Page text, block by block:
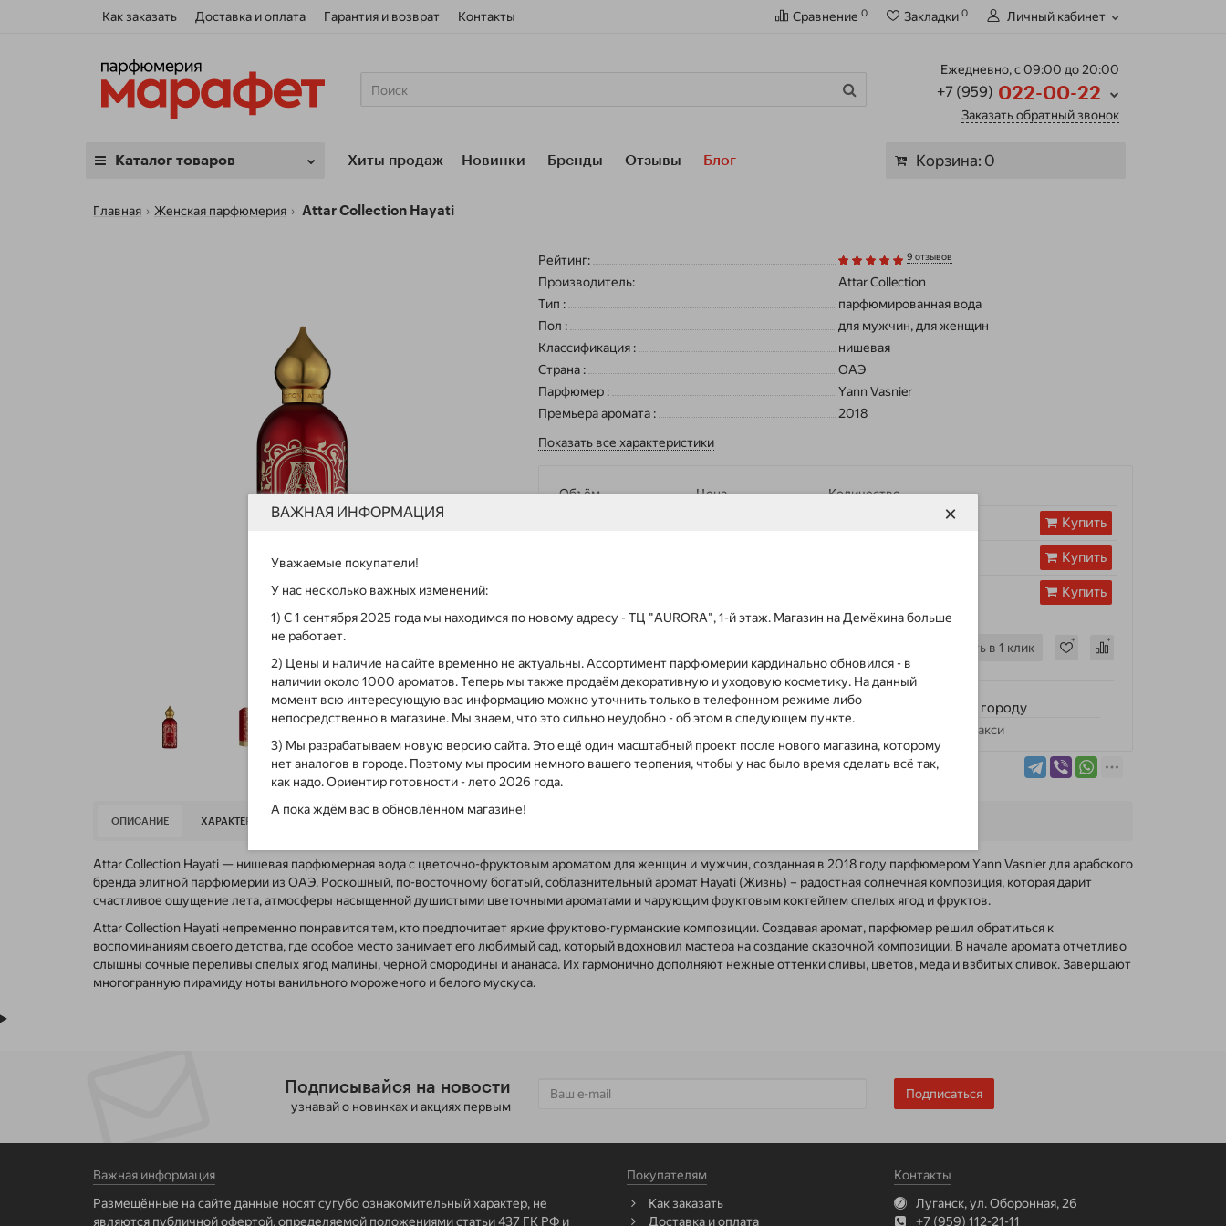
ВАЖНАЯ ИНФОРМАЦИЯ
Уважаемые покупатели!
У нас несколько важных изменений:
1) С 1 сентября 2025 года мы находимся по новому адресу - ТЦ "AURORA", 1-й этаж. Магазин на Демёхина больше
не работает.
2) Цены и наличие на сайте временно не актуальны. Ассортимент парфюмерии кардинально обновился - в
наличии около 1000 ароматов. Теперь мы также продаём декоративную и уходовую косметику. На данный
момент всю интересующую вас информацию можно уточнить только в телефонном режиме либо
непосредственно в магазине. Мы знаем, что это сильно неудобно - об этом в следующем пункте.
3) Мы разрабатываем новую версию сайта. Это ещё один масштабный проект после нового магазина, которому
нет аналогов в городе. Поэтому мы просим немного вашего терпения, чтобы у нас было время сделать всё так,
как надо. Ориентир готовности - лето 2026 года.
А пока ждём вас в обновлённом магазине!
×
Как заказать Доставка и оплата Гарантия и возврат Контакты Сравнение 0 Закладки 0 Личный кабинет
Ежедневно, с 09:00 до 20:00
+7 (959) 022-00-22
Заказать обратный звонок
Каталогтоваров Хиты продаж Новинки Бренды Отзывы Блог Корзина: 0
Главная Женская парфюмерия Attar Collection Hayati
Рейтинг: 9 отзывов
Производитель:
Attar Collection
Тип :
парфюмированная вода
Пол :
для мужчин, для женщин
Классификация :
нишевая
Страна :
ОАЭ
Парфюмер :
Yann Vasnier
Премьера аромата :
2018
Показать все характеристики
Объём Цена
Количество
Купить
Купить
Купить
Купить в 1 клик
Без подделок
только оригинал
Доставка по городу
по тарифам такси
ОПИСАНИЕ ХАРАКТЕРИСТИКИ
Attar Collection Hayati — нишевая парфюмерная вода с цветочно-фруктовым ароматом для женщин и мужчин, созданная в 2018 году парфюмером Yann Vasnier для арабского
бренда элитной парфюмерии из ОАЭ. Роскошный, по-восточному богатый, соблазнительный аромат Hayati (Жизнь) – радостная солнечная композиция, которая дарит
счастливое ощущение лета, атмосферы насыщенной душистыми цветочными ароматами и чарующим фруктовым коктейлем спелых ягод и фруктов.
Attar Collection Hayati непременно понравится тем, кто предпочитает яркие фруктово-гурманские композиции. Создавая аромат, парфюмер решил обратиться к
воспоминаниям своего детства, где особое место занимает его любимый сад, который вдохновил мастера на создание сказочной композиции. В начале аромата отчетливо
слышны сочные переливы спелых ягод малины, черной смородины и ананаса. Их гармонично дополняют нежные оттенки сливы, цветов, меда и взбитых сливок. Завершают
многогранную пирамиду ноты ванильного мороженого и белого мускуса.
Подписывайся на новости
узнавай о новинках и акциях первым
Подписаться
Важная информация
Размещённые на сайте данные носят сугубо ознакомительный характер, не
являются публичной офертой, определяемой положениями статьи 437 ГК РФ и
Покупателям
Как заказать
Доставка и оплата
Контакты
Луганск, ул. Оборонная, 26
+7 (959) 112-21-11